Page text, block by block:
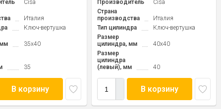
Cisa
Италия
Ключ-вертушка
35x40
35
В корзину
Производитель
Cisa
Страна
производства
Италия
Тип цилиндра
Ключ-вертушка
Размер
цилиндра, мм
40x40
Размер
цилиндра
(левый), мм
40
В корзину